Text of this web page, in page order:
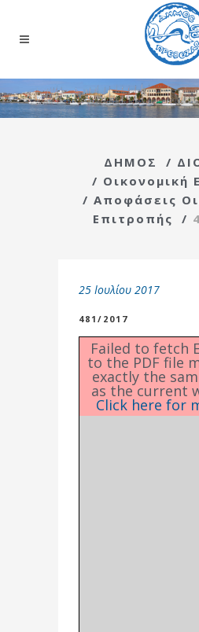
ΔΗΜΟΣ /
/ Οικονομική
/ Αποφάσεις
Επιτροπής
/
25 Ιουλίου 2017
481/2017
Failed to fetch
to the PDF file
exactly the
as the current
Click here for